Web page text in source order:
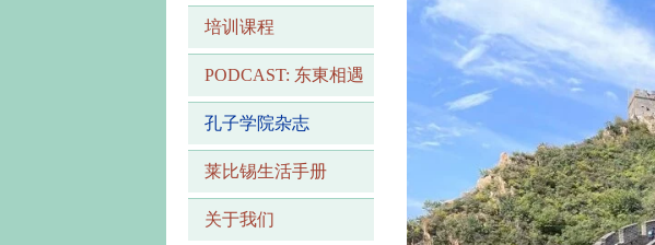
培训课程
PODCAST: 东東相遇
孔子学院杂志
莱比锡生活手册
关于我们